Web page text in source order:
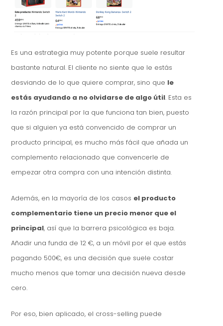
Es una estrategia muy potente porque suele resultar
bastante natural. El cliente no siente que le estás
desviando de lo que quiere comprar, sino que le
estás ayudando a no olvidarse de algo útil. Esta es
la razón principal por la que funciona tan bien, puesto
que si alguien ya está convencido de comprar un
producto principal, es mucho más fácil que añada un
complemento relacionado que convencerle de
empezar otra compra con una intención distinta.
Además, en la mayoría de los casos el producto
complementario tiene un precio menor que el
principal, así que la barrera psicológica es baja.
Añadir una funda de 12 €, a un móvil por el que estás
pagando 500€, es una decisión que suele costar
mucho menos que tomar una decisión nueva desde
cero.
Por eso, bien aplicado, el cross-selling puede